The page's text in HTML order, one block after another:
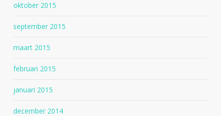
oktober 2015
september 2015
maart 2015
februari 2015
januari 2015
december 2014